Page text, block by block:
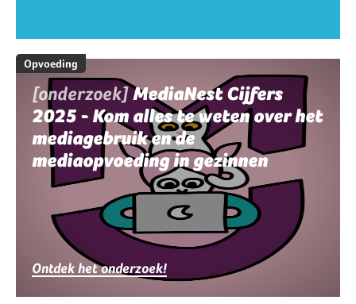
Opvoeding
[onderzoek]MediaNest Cijfers
2025 - Kom alles te weten over het
mediagebruik en de
mediaopvoeding in gezinnen
Ontdek het onderzoek!